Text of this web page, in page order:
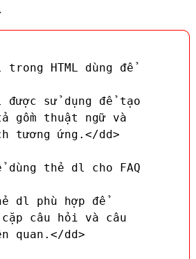
gồm thuật ngữ và
tương ứng.</dd>
câu hỏi và câu
dd>